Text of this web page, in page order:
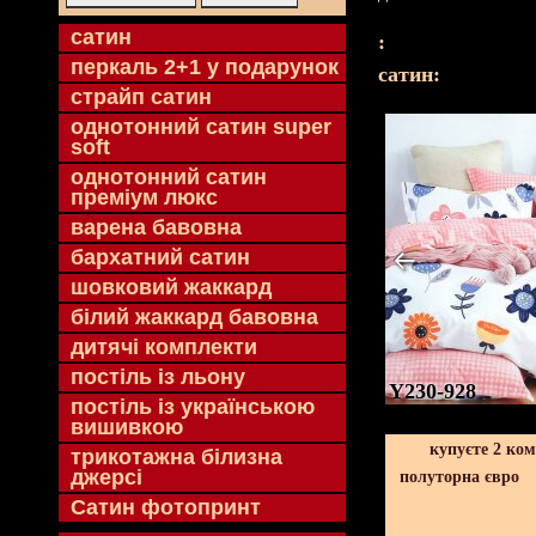
cатин
перкаль 2+1 у подарунок
страйп сатин
однотонний сатин super
soft
однотонний сатин
преміум люкс
варена бавовна
бархатний сатин
шовковий жаккард
білий жаккард бавовна
дитячі комплекти
постіль із льону
постіль із українською
вишивкою
трикотажна білизна
джерсі
Сатин фотопринт
:
cатин:
Y230-928
купуєте 2
полуторна євро